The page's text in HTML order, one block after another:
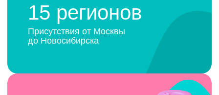
15 регионов
Присутствия от Москвы
до Новосибирска